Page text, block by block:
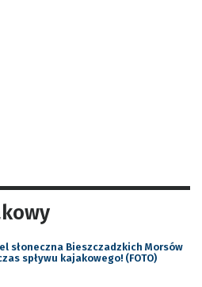
słoneczna Bieszczadzkich Morsów
spływu kajakowego! (FOTO)